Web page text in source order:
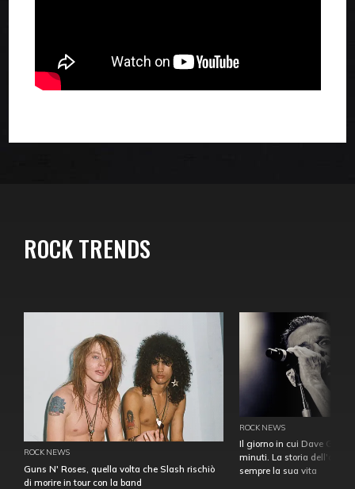
ROCK TRENDS
ROCK NEWS
Guns N' Roses, quella volta che Slash rischiò
di morire in tour con la band
ROCK NEWS
Il giorno in cui Dave
minuti. La storia
sempre la sua vita